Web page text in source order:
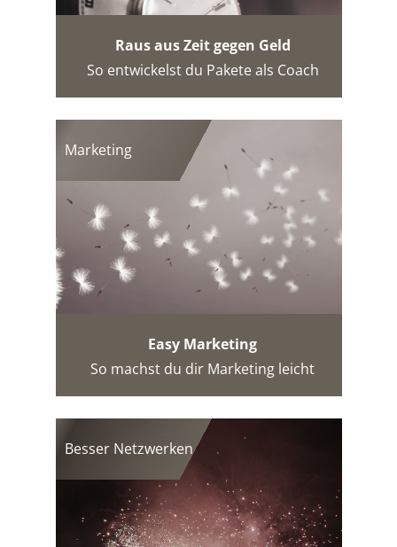
Raus aus Zeit gegen Geld
So entwickelst du Pakete als Coach
Marketing
Easy Marketing
So machst du dir Marketing leicht
Besser Netzwerken